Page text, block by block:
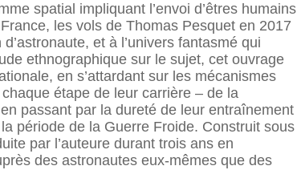
spatial impliquant l’envoi d’êtres humains
les vols de Thomas Pesquet en 2017
et à l’univers fantasmé qui
ethnographique sur le sujet, cet ouvrage
en s’attardant sur les mécanismes
étape de leur carrière – de la
passant par la dureté de leur entraînement
période de la Guerre Froide. Construit sous
par l’auteure durant trois ans en
des astronautes eux-mêmes que des